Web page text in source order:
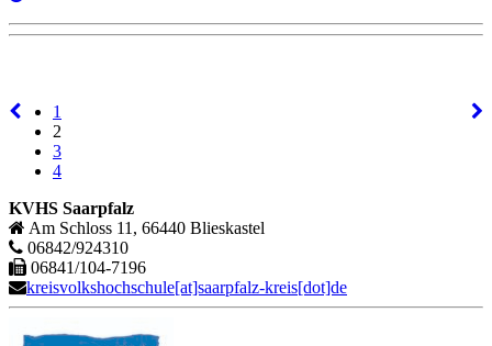
1
2
3
4
KVHS Saarpfalz
Am Schloss 11, 66440 Blieskastel
06842/924310
06841/104-7196
kreisvolkshochschule[at]saarpfalz-kreis[dot]de